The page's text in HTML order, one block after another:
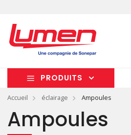
PRODUITS
Accueil éclairage Ampoules
Ampoules